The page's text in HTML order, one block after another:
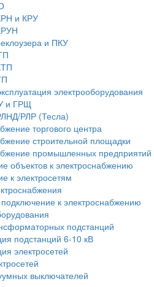
и КРУ
и ПКУ
электрооборудования
и ГРЩ
РЛР (Тесла)
торгового центра
строительной площадки
промышленных предприятий
объектов к электроснабжению
к электросетям
к электроснабжению
подстанций
подстанций 6-10 кВ
электросетей
выключателей